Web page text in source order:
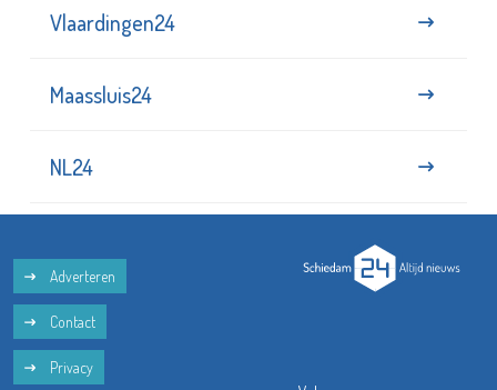
Vlaardingen24
Maassluis24
NL24
Adverteren
Contact
Privacy